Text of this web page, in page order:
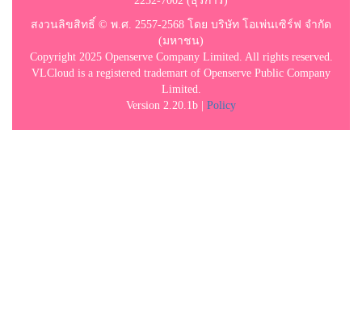
สงวนลิขสิทธิ์ © พ.ศ. 2557-2568 โดย บริษัท โอเพ่นเซิร์ฟ จำกัด
(มหาชน)
Copyright 2025 Openserve Company Limited. All rights reserved.
VLCloud is a registered trademart of Openserve Public Company
Limited.
Version 2.20.1b | Policy